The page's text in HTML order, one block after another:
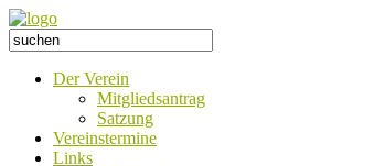
Der Verein
Mitgliedsantrag
Satzung
Vereinstermine
Links